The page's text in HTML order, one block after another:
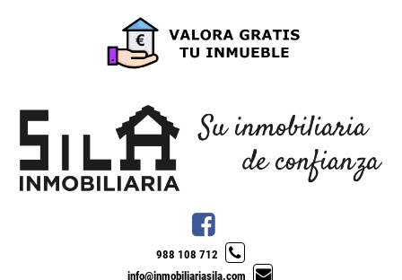
988 108 712
info@inmobiliariasila.com